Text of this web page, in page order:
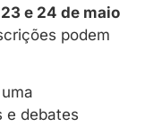
23 e 24 de maio
podem
e debates